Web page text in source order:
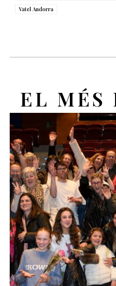
Vatel Andorra
EL MÉS